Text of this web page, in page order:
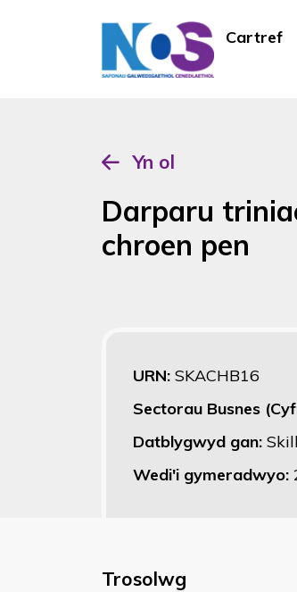
Cartref
Yn ol
Darparu
chroen pen
URN: SKACHB16
Sectorau Busnes
Datblygwyd gan:
Wedi'i gymeradwyo:
Trosolwg